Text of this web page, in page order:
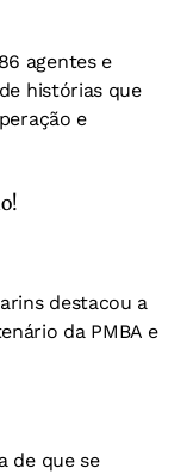
agentes e
histórias que
e
destacou a
da PMBA e
de que se